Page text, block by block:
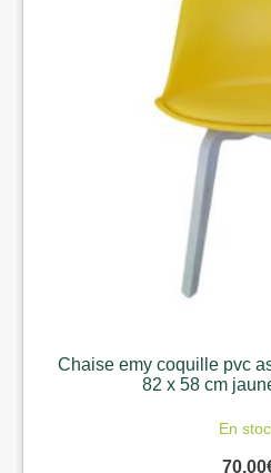
Chaise emy coquille pvc
82 x 58 cm
En
70,00